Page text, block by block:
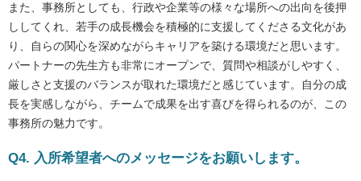
また、事務所としても、行政や企業等の様々な場所への出向を後押
ししてくれ、若手の成長機会を積極的に支援してくださる文化があ
り、自らの関心を深めながらキャリアを築ける環境だと思います。
パートナーの先生方も非常にオープンで、質問や相談がしやすく、
厳しさと支援のバランスが取れた環境だと感じています。自分の成
長を実感しながら、チームで成果を出す喜びを得られるのが、この
事務所の魅力です。
Q4. 入所希望者へのメッセージをお願いします。